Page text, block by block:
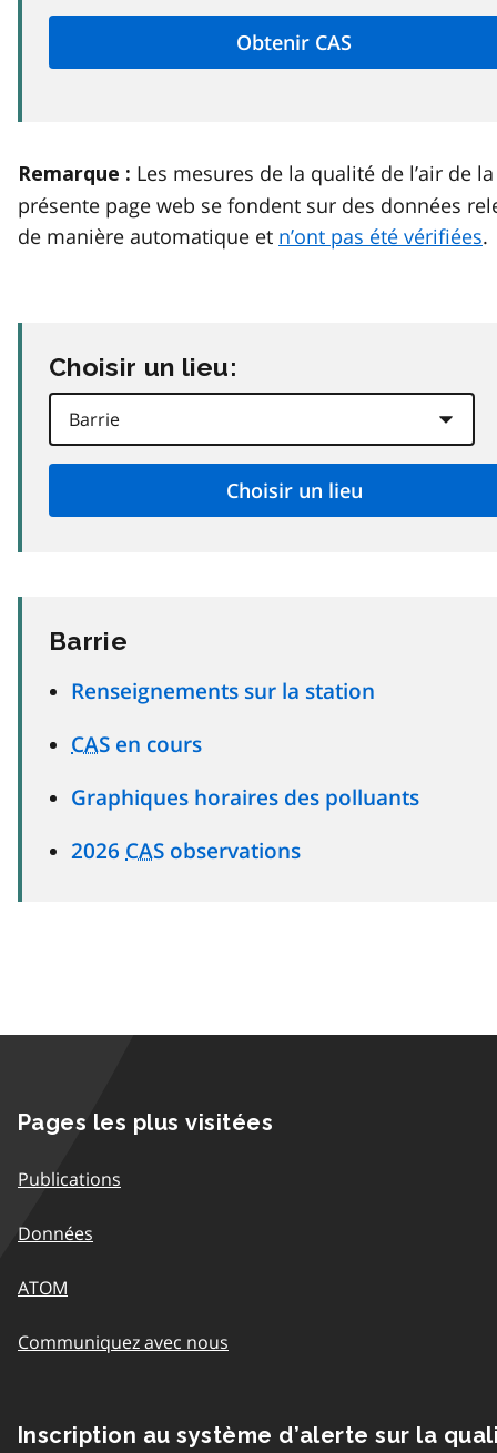
Remarque : Les mesures de la qualité de l’air de la
présente page web se fondent sur des données
de manière automatique et n’ont pas été vérifiées.
Choisir un lieu:
Barrie
Renseignements sur la station
CAS en cours
Graphiques horaires des polluants
2026 CAS observations
Pages les plus visitées
Publications
Données
ATOM
Communiquez avec nous
Inscription au système d’alerte sur la